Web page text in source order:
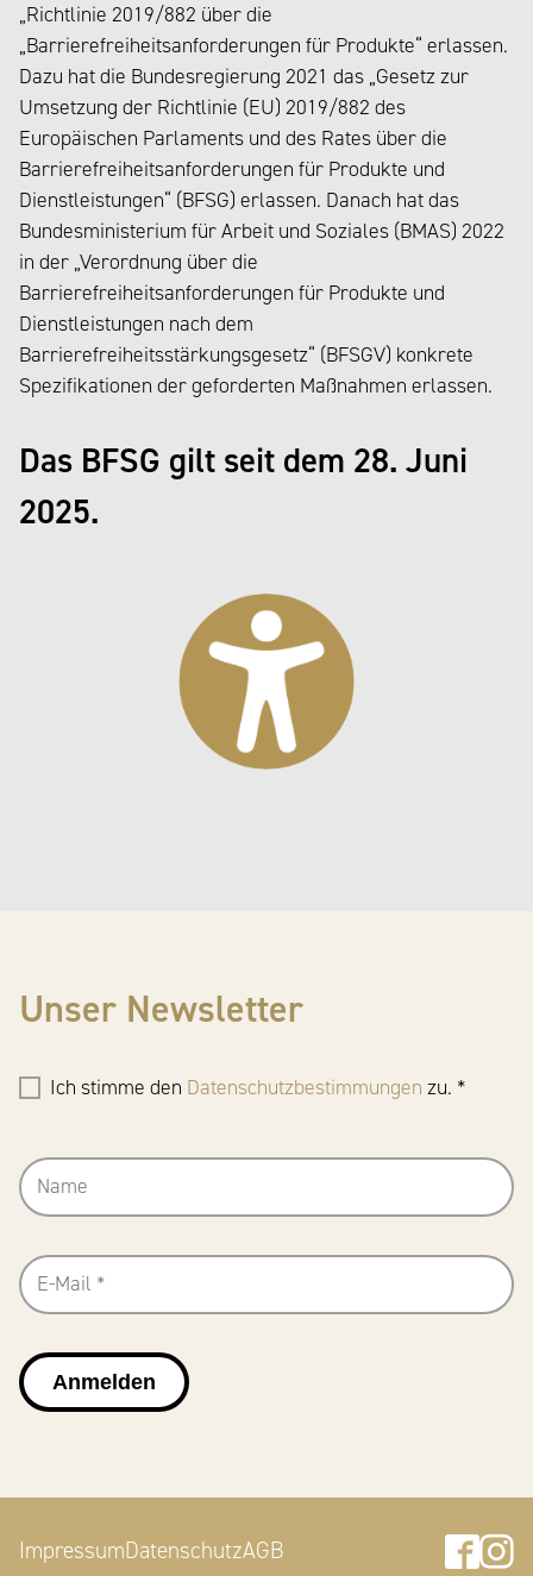
„Richtlinie 2019/882 über die
„Barrierefreiheitsanforderungen für Produkte“ erlassen.
Dazu hat die Bundesregierung 2021 das „Gesetz zur
Umsetzung der Richtlinie (EU) 2019/882 des
Europäischen Parlaments und des Rates über die
Barrierefreiheitsanforderungen für Produkte und
Dienstleistungen“ (BFSG) erlassen. Danach hat das
Bundesministerium für Arbeit und Soziales (BMAS) 2022
in der „Verordnung über die
Barrierefreiheitsanforderungen für Produkte und
Dienstleistungen nach dem
Barrierefreiheitsstärkungsgesetz“ (BFSGV) konkrete
Spezifikationen der geforderten Maßnahmen erlassen.
Das BFSG gilt seit dem 28. Juni
2025.
Unser Newsletter
Ich stimme den Datenschutzbestimmungen zu. *
Anmelden
ImpressumDatenschutzAGB